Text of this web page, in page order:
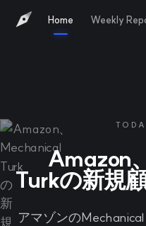
Home Weekly
Amazon
Turkの新規
アマゾンの